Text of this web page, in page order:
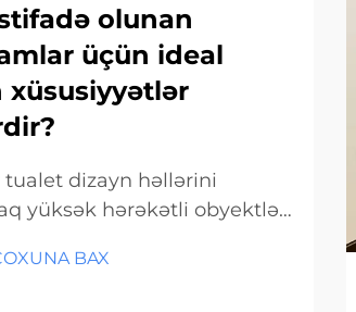
olunan
üçün ideal
xüsusiyyətlər
tualet dizayn həllərini
yüksək hərəkətli obyektlər
son illərdə
BAX